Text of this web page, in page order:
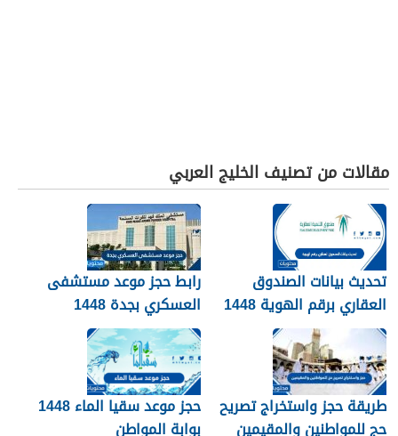
مقالات من تصنيف الخليج العربي
تحديث بيانات الصندوق
العقاري برقم الهوية 1448
الرابط والخطوات
رابط حجز موعد مستشفى
العسكري بجدة 1448
طريقة حجز واستخراج تصريح
حج للمواطنين والمقيمين
حجز موعد سقيا الماء 1448
بوابة المواطن